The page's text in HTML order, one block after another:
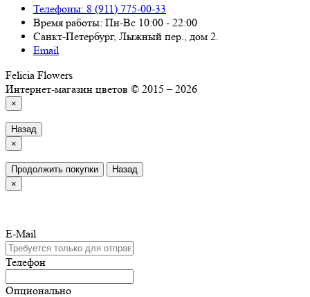
Телефоны: 8 (911) 775-00-33
Время работы: Пн-Вс 10:00 - 22:00
Санкт-Петербург, Лыжный пер., дом 2.
Email
Felicia Flowers
Интернет-магазин цветов © 2015 – 2026
×
Назад
×
Продолжить покупки
Назад
×
E-Mail
Телефон
Опционально